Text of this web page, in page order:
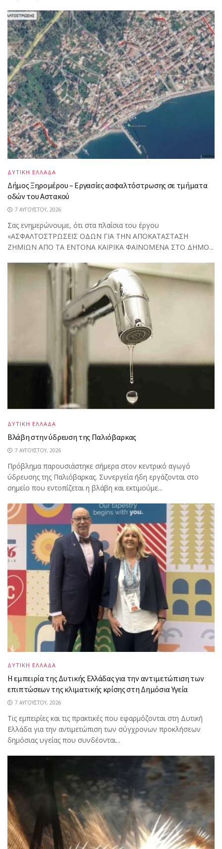
ΔΥΤΙΚΗ ΕΛΛΑΔΑ
Δήμος Ξηρομέρου – Εργασίες ασφαλτόστρωσης σε τμήματα
οδών του Αστακού
7 ΑΥΓΟΎΣΤΟΥ, 2026
Σας ενημερώνουμε, ότι στα πλαίσια του έργου
«ΑΣΦΑΛΤΟΣΤΡΩΣΕΙΣ ΟΔΩΝ ΓΙΑ ΤΗΝ ΑΠΟΚΑΤΑΣΤΑΣΗ
ΖΗΜΙΩΝ ΑΠΟ ΤΑ ΕΝΤΟΝΑ ΚΑΙΡΙΚΑ ΦΑΙΝΟΜΕΝΑ ΣΤΟ ΔΗΜΟ...
ΔΥΤΙΚΗ ΕΛΛΑΔΑ
Βλάβη στην ύδρευση της Παλιόβαρκας
7 ΑΥΓΟΎΣΤΟΥ, 2026
Πρόβλημα παρουσιάστηκε σήμερα στον κεντρικό αγωγό
ύδρευσης της Παλιόβαρκας. Συνεργεία ήδη εργάζονται στο
σημείο που εντοπίζεται η βλάβη και εκτιμούμε...
ΔΥΤΙΚΗ ΕΛΛΑΔΑ
Η εμπειρία της Δυτικής Ελλάδας για την αντιμετώπιση των
επιπτώσεων της κλιματικής κρίσης στη Δημόσια Υγεία
7 ΑΥΓΟΎΣΤΟΥ, 2026
Τις εμπειρίες και τις πρακτικές που εφαρμόζονται στη Δυτική
Ελλάδα για την αντιμετώπιση των σύγχρονων προκλήσεων
δημόσιας υγείας που συνδέονται...